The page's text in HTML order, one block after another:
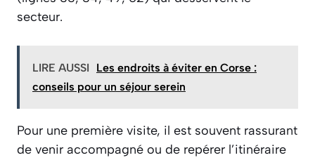
secteur.
LIRE AUSSI
Les endroits à éviter en Corse :
conseils pour un séjour serein
Pour une première visite, il est souvent rassurant
de venir accompagné ou de repérer l’itinéraire